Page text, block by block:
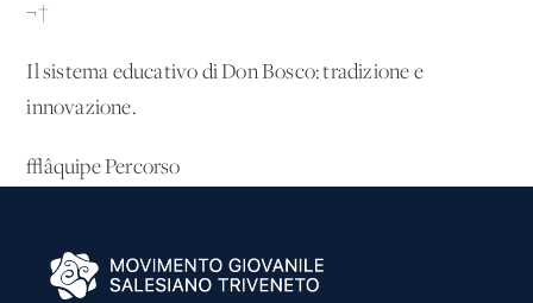
¬†
Il sistema educativo di Don Bosco: tradizione e
innovazione.
√âquipe Percorso